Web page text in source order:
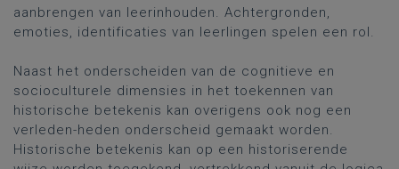
aanbrengen van leerinhouden. Achtergronden,
emoties, identificaties van leerlingen spelen een rol.
Naast het onderscheiden van de cognitieve en
socioculturele dimensies in het toekennen van
historische betekenis kan overigens ook nog een
verleden-heden onderscheid gemaakt worden.
Historische betekenis kan op een historiserende